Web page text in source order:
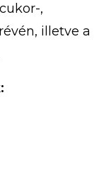
,
illetve a